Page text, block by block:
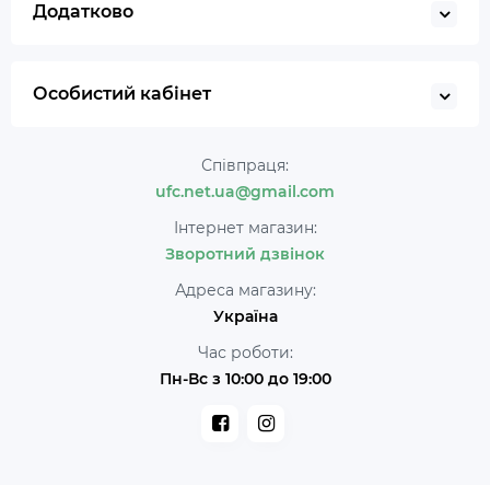
Додатково
Особистий кабінет
Співпраця:
ufc.net.ua@gmail.com
Інтернет магазин:
Зворотний дзвінок
Адреса магазину:
Україна
Час роботи:
Пн-Вс з 10:00 до 19:00